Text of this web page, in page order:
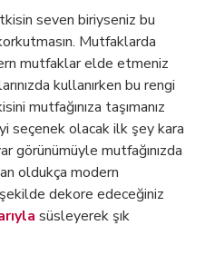
seven biriyseniz bu
Mutfaklarda
mutfaklar elde etmeniz
kullanırken bu rengi
mutfağınıza taşımanız
seçenek olacak ilk şey kara
görünümüyle mutfağınızda
oldukça modern
dekore edeceğiniz
süsleyerek şık